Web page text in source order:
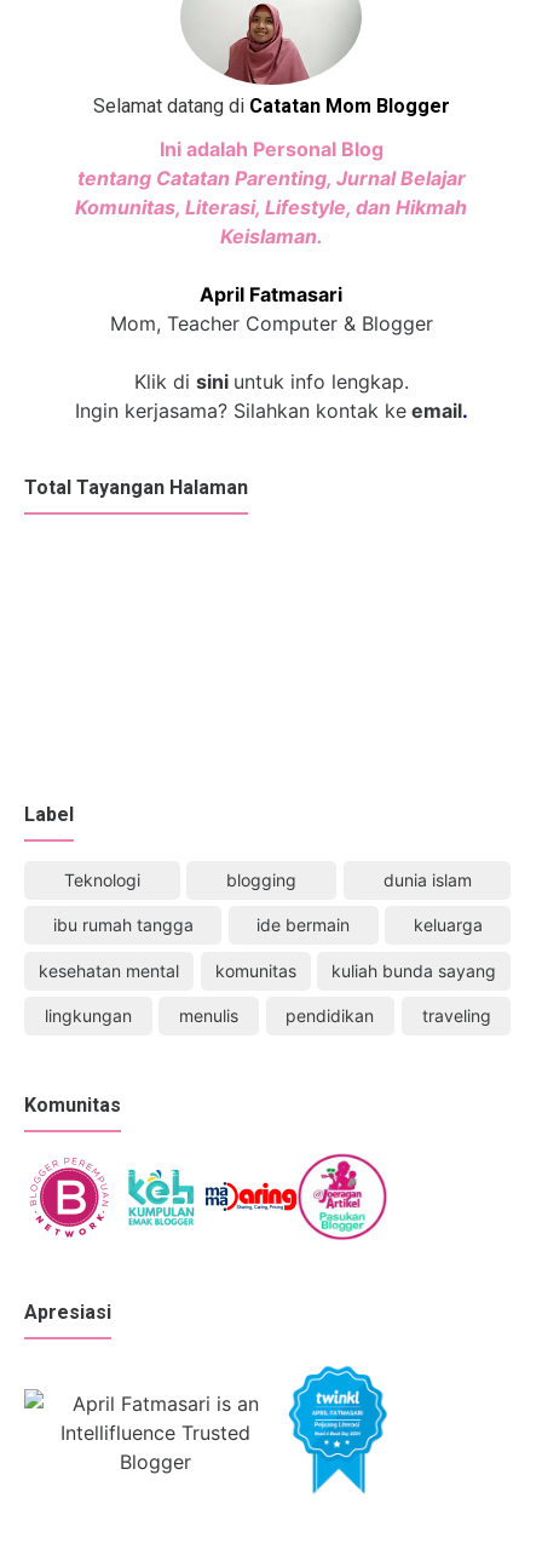
Selamat datang di Catatan Mom Blogger
Ini adalah Personal Blog
tentang Catatan Parenting, Jurnal Belajar
Komunitas, Literasi, Lifestyle, dan Hikmah
Keislaman.
April Fatmasari
Mom, Teacher Computer & Blogger
Klik di sini untuk info lengkap.
Ingin kerjasama? Silahkan kontak keemail.
Total Tayangan Halaman
Label
Teknologi blogging dunia islam
ibu rumah tangga ide bermain keluarga
kesehatan mental komunitas kuliah bunda sayang
lingkungan menulis pendidikan traveling
Komunitas
Apresiasi